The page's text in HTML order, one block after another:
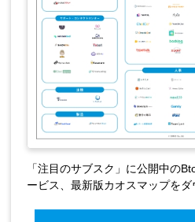
「注目のサブスク」に公開中の
ービス、最新版カオスマップをダ